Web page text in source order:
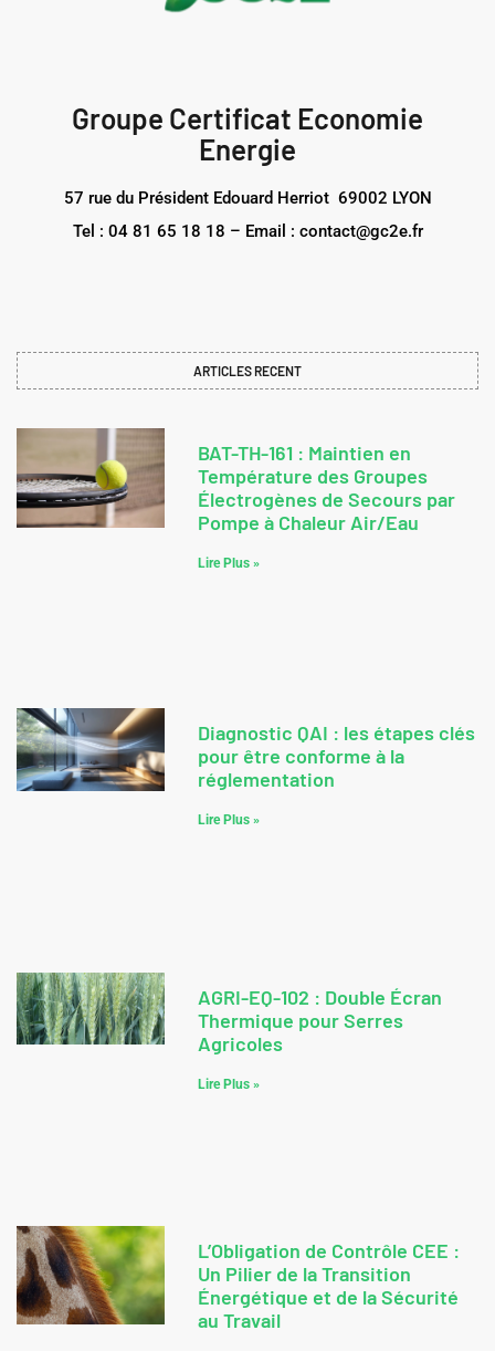
Groupe Certificat Economie
Energie
57 rue du Président Edouard Herriot 69002 LYON
Tel : 04 81 65 18 18 – Email : contact@gc2e.fr
ARTICLES RECENT
BAT-TH-161 : Maintien en
Température des Groupes
Électrogènes de Secours par
Pompe à Chaleur Air/Eau
Lire Plus »
Diagnostic QAI : les étapes clés
pour être conforme à la
réglementation
Lire Plus »
AGRI-EQ-102 : Double Écran
Thermique pour Serres
Agricoles
Lire Plus »
L’Obligation de Contrôle CEE :
Un Pilier de la Transition
Énergétique et de la Sécurité
au Travail